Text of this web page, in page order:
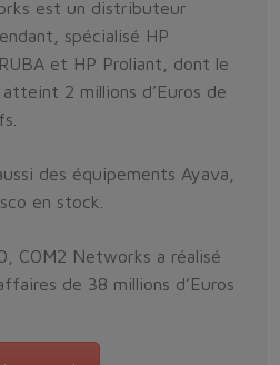
est un distributeur
spécialisé HP
et HP Proliant, dont le
2 millions d’Euros de
des équipements Ayava,
en stock.
COM2 Networks a réalisé
de 38 millions d’Euros